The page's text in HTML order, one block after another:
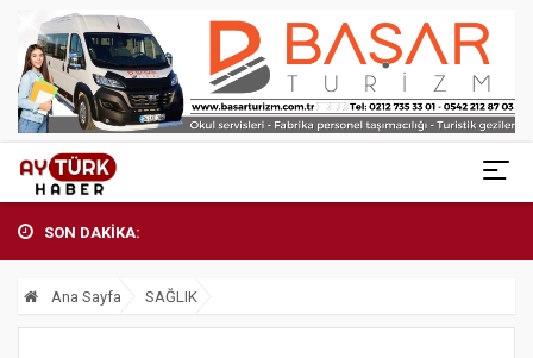
SON DAKİKA:
Ana Sayfa SAĞLIK